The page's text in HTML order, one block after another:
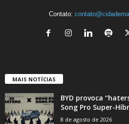
Contato:
MAIS NOTÍCIAS
BYD provoca
Song Pro Super-
8 de agosto de 2026